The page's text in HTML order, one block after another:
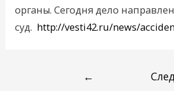
органы. Сегодня дело
суд. http://vesti42.ru/news/
←